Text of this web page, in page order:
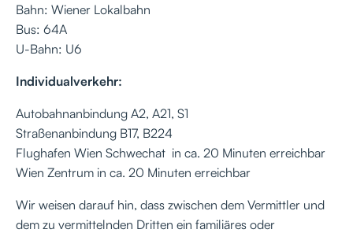
Bahn: Wiener Lokalbahn
Bus: 64A
U-Bahn: U6
Individualverkehr:
Autobahnanbindung A2, A21, S1
Straßenanbindung B17, B224
Flughafen Wien Schwechat in ca. 20 Minuten erreichbar
Wien Zentrum in ca. 20 Minuten erreichbar
Wir weisen darauf hin, dass zwischen dem Vermittler und
dem zu vermittelnden Dritten ein familiäres oder